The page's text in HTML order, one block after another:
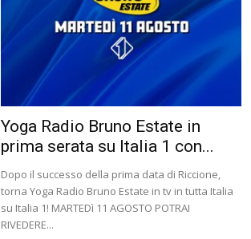
Yoga Radio Bruno Estate in
prima serata su Italia 1 con...
Dopo il successo della prima data di Riccione,
torna Yoga Radio Bruno Estate in tv in tutta Italia
su Italia 1! MARTEDì 11 AGOSTO POTRAI
RIVEDERE...